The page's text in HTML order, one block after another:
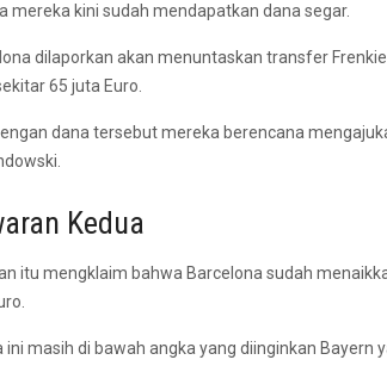
mereka kini sudah mendapatkan dana segar.
dilaporkan akan menuntaskan transfer
65 juta Euro.
dana tersebut mereka berencana
Kedua
itu mengklaim bahwa Barcelona sudah
ini masih di bawah angka yang diinginkan Bayern